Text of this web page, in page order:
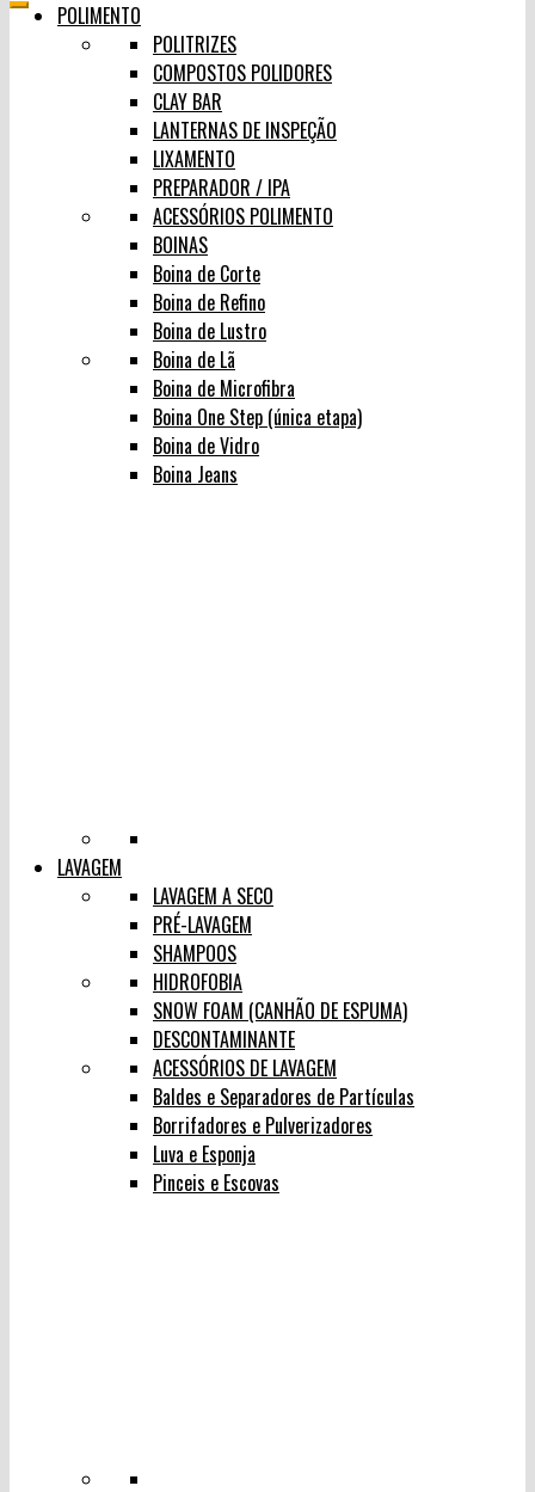
POLIMENTO
POLITRIZES
COMPOSTOS POLIDORES
CLAY BAR
LANTERNAS DE INSPEÇÃO
LIXAMENTO
PREPARADOR / IPA
ACESSÓRIOS POLIMENTO
BOINAS
Boina de Corte
Boina de Refino
Boina de Lustro
Boina de Lã
Boina de Microfibra
Boina One Step (única etapa)
Boina de Vidro
Boina Jeans
LAVAGEM
LAVAGEM A SECO
PRÉ-LAVAGEM
SHAMPOOS
HIDROFOBIA
SNOW FOAM (CANHÃO DE ESPUMA)
DESCONTAMINANTE
ACESSÓRIOS DE LAVAGEM
Baldes e Separadores de Partículas
Borrifadores e Pulverizadores
Luva e Esponja
Pinceis e Escovas